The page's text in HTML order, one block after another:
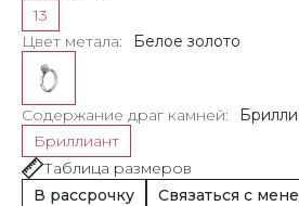
13
Цвет метала
Белое золото
Содержание драг камней
Бриллиант
Таблица размеров
В рассрочку
Связаться с